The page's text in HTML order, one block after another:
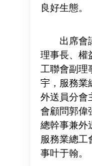
良好生態。
出席會
理事長、權
工聯會副理
宇，服務業
外送員分會
會顧問郭偉
總幹事兼外
服務業總工
事叶于翰。